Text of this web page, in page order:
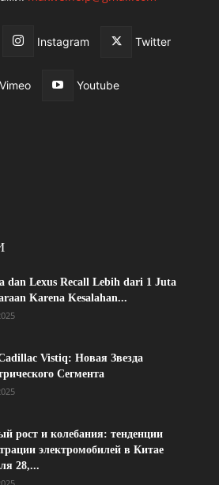
Instagram Twitter
Vimeo Youtube
dan Lexus Recall Lebih dari 1 Juta
Karena Kesalahan...
Vistiq: Новая Звезда
Сегмента
рост и колебания: тенденции
электромобилей в Китае
28,...